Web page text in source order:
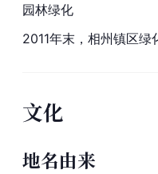
园林绿化
2011年末， 相州镇区绿
文化
地名由来